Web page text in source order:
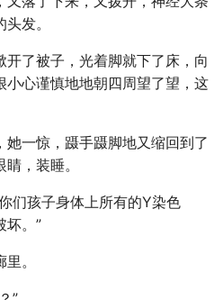
发。
了被子，光着脚就下了床，向
小心谨慎地地朝四周望了望，这
一惊，蹑手蹑脚地又缩回到了
，装睡。
们孩子身体上所有的Y染色
坏。”
。